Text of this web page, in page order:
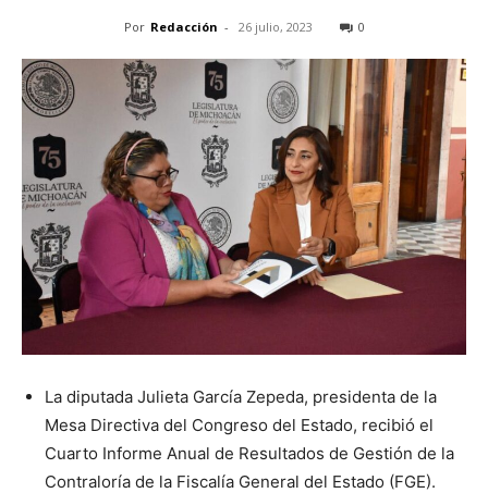
Por Redacción - 26 julio, 2023 0
La diputada Julieta García Zepeda, presidenta de la
Mesa Directiva del Congreso del Estado, recibió el
Cuarto Informe Anual de Resultados de Gestión de la
Contraloría de la Fiscalía General del Estado (FGE).